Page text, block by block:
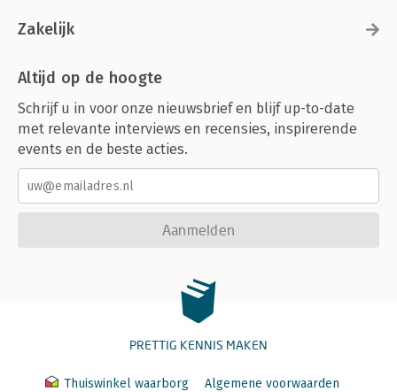
Zakelijk
Altijd op de hoogte
Schrijf u in voor onze nieuwsbrief en blijf up-to-date
met relevante interviews en recensies, inspirerende
events en de beste acties.
Aanmelden
PRETTIG KENNIS MAKEN
Thuiswinkel waarborg Algemene voorwaarden